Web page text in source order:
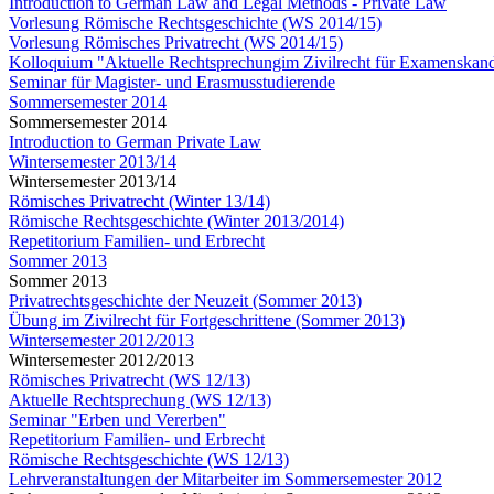
Vorlesung Römische Rechtsgeschichte (WS 2014/15)
Vorlesung Römisches Privatrecht (WS 2014/15)
Kolloquium "Aktuelle Rechtsprechungim Zivilrecht für
Seminar für Magister- und Erasmusstudierende
Sommersemester 2014
Sommersemester 2014
Introduction to German Private Law
Wintersemester 2013/14
Wintersemester 2013/14
Römisches Privatrecht (Winter 13/14)
Römische Rechtsgeschichte (Winter 2013/2014)
Repetitorium Familien- und Erbrecht
Sommer 2013
Sommer 2013
Privatrechtsgeschichte der Neuzeit (Sommer 2013)
Übung im Zivilrecht für Fortgeschrittene (Sommer 2013)
Wintersemester 2012/2013
Wintersemester 2012/2013
Römisches Privatrecht (WS 12/13)
Aktuelle Rechtsprechung (WS 12/13)
Seminar "Erben und Vererben"
Repetitorium Familien- und Erbrecht
Römische Rechtsgeschichte (WS 12/13)
Lehrveranstaltungen der Mitarbeiter im Sommersemester 2012